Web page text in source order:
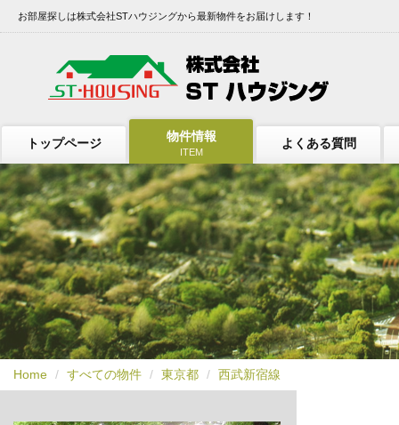
お部屋探しは株式会社STハウジングから最新物件をお届けします！
トップページ 物件情報
ITEM
よくある質問
Home すべての物件 東京都 西武新宿線